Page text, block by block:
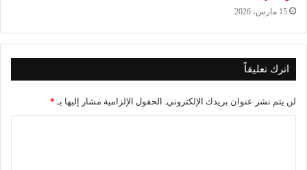
15 مارس، 2026
اترك تعليقاً
لن يتم نشر عنوان بريدك الإلكتروني. الحقول الإلزامية مشار إليها بـ *